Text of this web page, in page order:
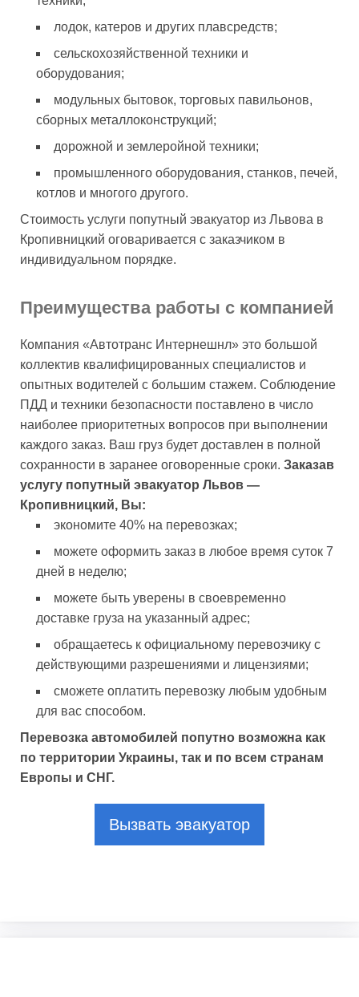
лодок, катеров и других плавсредств;
сельскохозяйственной техники и
оборудования;
модульных бытовок, торговых павильонов,
сборных металлоконструкций;
дорожной и землеройной техники;
промышленного оборудования, станков, печей,
котлов и многого другого.
Стоимость услуги попутный эвакуатор из Львова в
Кропивницкий оговаривается с заказчиком в
индивидуальном порядке.
Преимущества работы с компанией
Компания «Автотранс Интернешнл» это большой
коллектив квалифицированных специалистов и
опытных водителей с большим стажем. Соблюдение
ПДД и техники безопасности поставлено в число
наиболее приоритетных вопросов при выполнении
каждого заказ. Ваш груз будет доставлен в полной
сохранности в заранее оговоренные сроки. Заказав
услугу попутный эвакуатор Львов —
Кропивницкий, Вы:
экономите 40% на перевозках;
можете оформить заказ в любое время суток 7
дней в неделю;
можете быть уверены в своевременно
доставке груза на указанный адрес;
обращаетесь к официальному перевозчику с
действующими разрешениями и лицензиями;
сможете оплатить перевозку любым удобным
для вас способом.
Перевозка автомобилей попутно возможна как
по территории Украины, так и по всем странам
Европы и СНГ.
Вызвать эвакуатор